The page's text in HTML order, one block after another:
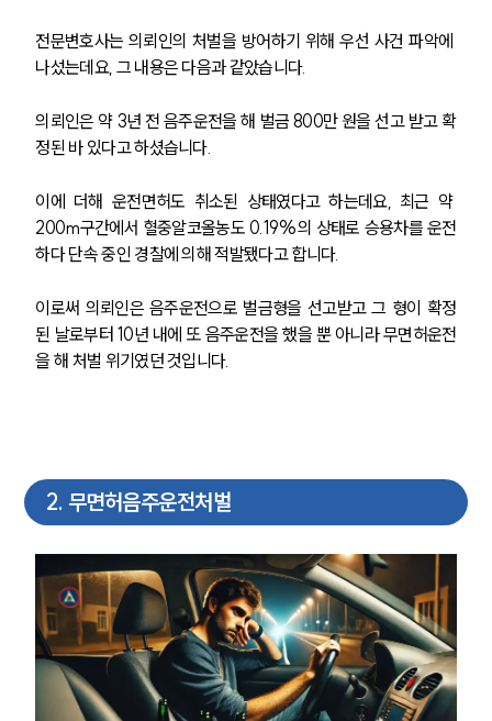
전문변호사는 의뢰인의 처벌을 방어하기 위해 우선 사건 파악에
나섰는데요, 그 내용은 다음과 같았습니다.
의뢰인은 약 3년 전 음주운전을 해 벌금 800만 원을 선고 받고 확
정된 바 있다고 하셨습니다.
이에 더해 운전면허도 취소된 상태였다고 하는데요, 최근 약
200m구간에서 혈중알코올농도 0.19%의 상태로 승용차를 운전
하다 단속 중인 경찰에 의해 적발됐다고 합니다.
이로써 의뢰인은 음주운전으로 벌금형을 선고받고 그 형이 확정
된 날로부터 10년 내에 또 음주운전을 했을 뿐 아니라 무면허운전
을 해 처벌 위기였던 것입니다.
2. 무면허음주운전처벌